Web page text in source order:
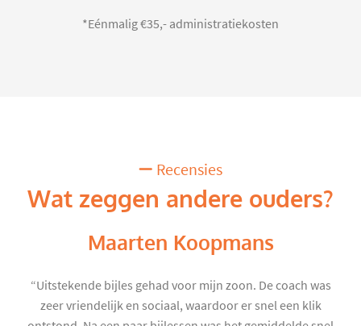
*Eénmalig €35,- administratiekosten
Recensies
Wat zeggen andere ouders?
Maarten Koopmans
“Uitstekende bijles gehad voor mijn zoon. De coach was
zeer vriendelijk en sociaal, waardoor er snel een klik